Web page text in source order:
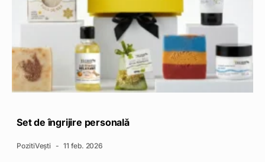
Set de îngrijire personală
PozitiVești 11 feb. 2026